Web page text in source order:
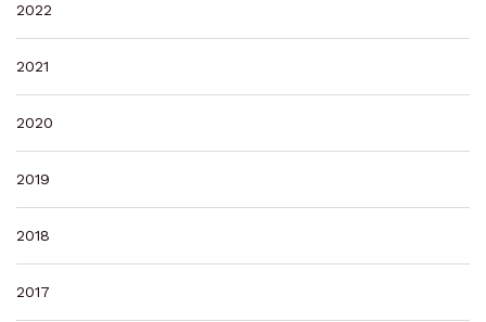
2022
2021
2020
2019
2018
2017